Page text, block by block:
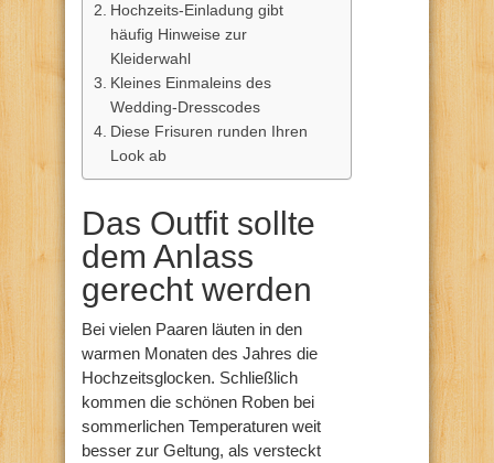
Hochzeits-Einladung gibt
häufig Hinweise zur
Kleiderwahl
Kleines Einmaleins des
Wedding-Dresscodes
Diese Frisuren runden Ihren
Look ab
Das Outfit sollte
dem Anlass
gerecht werden
Bei vielen Paaren läuten in den
warmen Monaten des Jahres die
Hochzeitsglocken. Schließlich
kommen die schönen Roben bei
sommerlichen Temperaturen weit
besser zur Geltung, als versteckt